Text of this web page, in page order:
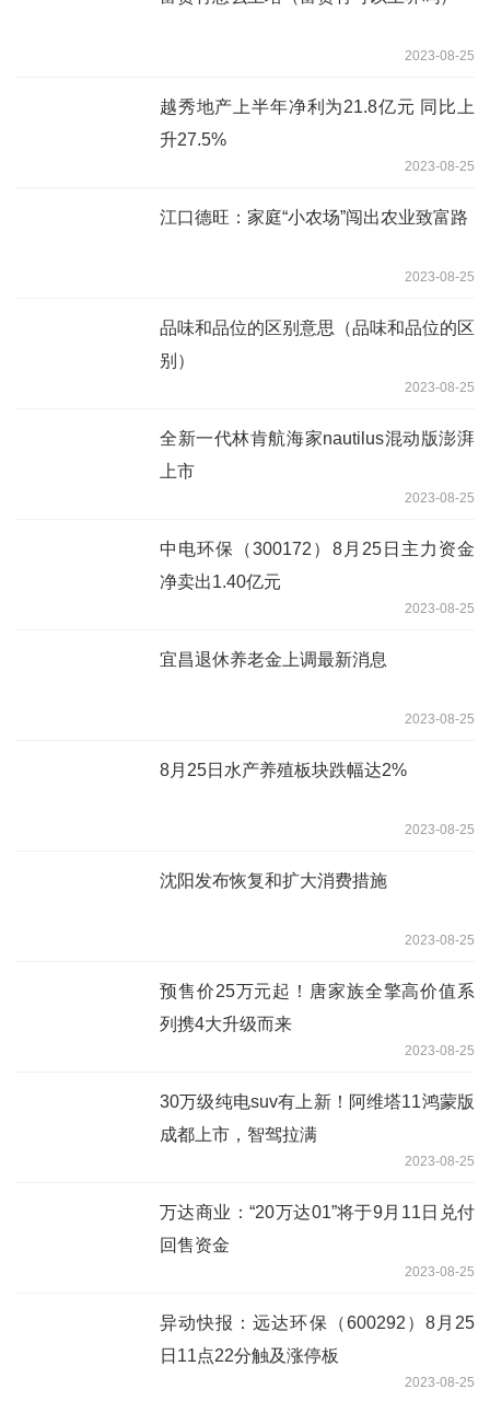
2023-08-25
越秀地产上半年净利为21.8亿元 同比上
升27.5%
2023-08-25
江口德旺：家庭“小农场”闯出农业致富路
2023-08-25
品味和品位的区别意思（品味和品位的区
别）
2023-08-25
全新一代林肯航海家nautilus混动版澎湃
上市
2023-08-25
中电环保（300172）8月25日主力资金
净卖出1.40亿元
2023-08-25
宜昌退休养老金上调最新消息
2023-08-25
8月25日水产养殖板块跌幅达2%
2023-08-25
沈阳发布恢复和扩大消费措施
2023-08-25
预售价25万元起！唐家族全擎高价值系
列携4大升级而来
2023-08-25
30万级纯电suv有上新！阿维塔11鸿蒙版
成都上市，智驾拉满
2023-08-25
万达商业：“20万达01”将于9月11日兑付
回售资金
2023-08-25
异动快报：远达环保（600292）8月25
日11点22分触及涨停板
2023-08-25